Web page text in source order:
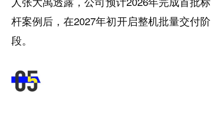
杆案例后，在2027年初开启整机批量交付阶
段。